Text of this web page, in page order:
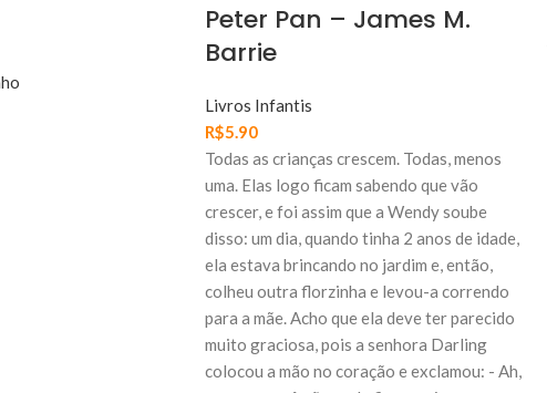
Peter Pan – James M.
Barrie
Livros Infantis
R$5.90
Todas as crianças crescem. Todas, menos
uma. Elas logo ficam sabendo que vão
crescer, e foi assim que a Wendy soube
disso: um dia, quando tinha 2 anos de idade,
ela estava brincando no jardim e, então,
colheu outra florzinha e levou-a correndo
para a mãe. Acho que ela deve ter parecido
muito graciosa, pois a senhora Darling
colocou a mão no coração e exclamou: - Ah,